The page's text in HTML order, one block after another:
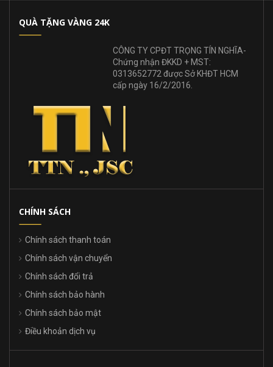
QUÀ TẶNG VÀNG 24K
CÔNG TY CPĐT TRỌNG TÍN NGHĨA-
Chứng nhận ĐKKD + MST:
0313652772 được Sở KHĐT HCM
cấp ngày 16/2/2016.
CHÍNH SÁCH
Chính sách thanh toán
Chính sách vận chuyển
Chính sách đổi trả
Chính sách bảo hành
Chính sách bảo mật
Điều khoản dịch vụ